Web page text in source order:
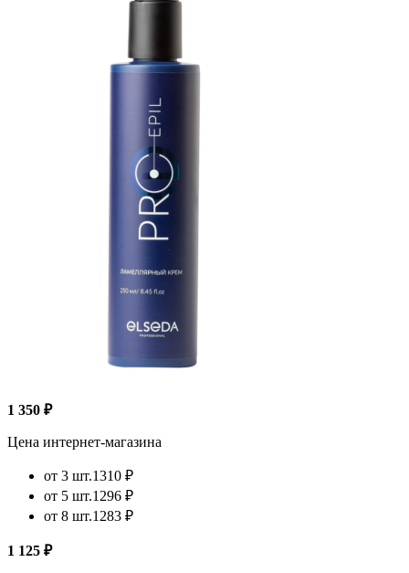
1 350 ₽
Цена интернет-магазина
от 3 шт.1310 ₽
от 5 шт.1296 ₽
от 8 шт.1283 ₽
1 125 ₽